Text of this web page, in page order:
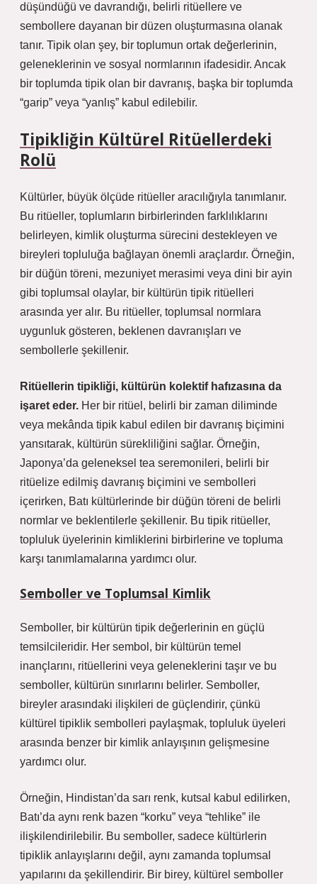
düşündüğü ve davrandığı, belirli ritüellere ve
sembollere dayanan bir düzen oluşturmasına olanak
tanır. Tipik olan şey, bir toplumun ortak değerlerinin,
geleneklerinin ve sosyal normlarının ifadesidir. Ancak
bir toplumda tipik olan bir davranış, başka bir toplumda
“garip” veya “yanlış” kabul edilebilir.
Tipikliğin Kültürel Ritüellerdeki
Rolü
Kültürler, büyük ölçüde ritüeller aracılığıyla tanımlanır.
Bu ritüeller, toplumların birbirlerinden farklılıklarını
belirleyen, kimlik oluşturma sürecini destekleyen ve
bireyleri topluluğa bağlayan önemli araçlardır. Örneğin,
bir düğün töreni, mezuniyet merasimi veya dini bir ayin
gibi toplumsal olaylar, bir kültürün tipik ritüelleri
arasında yer alır. Bu ritüeller, toplumsal normlara
uygunluk gösteren, beklenen davranışları ve
sembollerle şekillenir.
Ritüellerin tipikliği, kültürün kolektif hafızasına da
işaret eder. Her bir ritüel, belirli bir zaman diliminde
veya mekânda tipik kabul edilen bir davranış biçimini
yansıtarak, kültürün sürekliliğini sağlar. Örneğin,
Japonya’da geleneksel tea seremonileri, belirli bir
ritüelize edilmiş davranış biçimini ve sembolleri
içerirken, Batı kültürlerinde bir düğün töreni de belirli
normlar ve beklentilerle şekillenir. Bu tipik ritüeller,
topluluk üyelerinin kimliklerini birbirlerine ve topluma
karşı tanımlamalarına yardımcı olur.
Semboller ve Toplumsal Kimlik
Semboller, bir kültürün tipik değerlerinin en güçlü
temsilcileridir. Her sembol, bir kültürün temel
inançlarını, ritüellerini veya geleneklerini taşır ve bu
semboller, kültürün sınırlarını belirler. Semboller,
bireyler arasındaki ilişkileri de güçlendirir, çünkü
kültürel tipiklik sembolleri paylaşmak, topluluk üyeleri
arasında benzer bir kimlik anlayışının gelişmesine
yardımcı olur.
Örneğin, Hindistan’da sarı renk, kutsal kabul edilirken,
Batı’da aynı renk bazen “korku” veya “tehlike” ile
ilişkilendirilebilir. Bu semboller, sadece kültürlerin
tipiklik anlayışlarını değil, aynı zamanda toplumsal
yapılarını da şekillendirir. Bir birey, kültürel semboller